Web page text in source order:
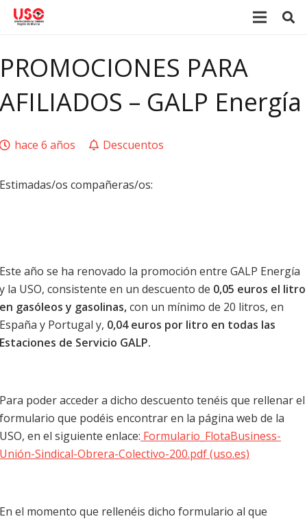
PROMOCIONES PARA
AFILIADOS – GALP Energía
hace 6 años Descuentos
Estimadas/os compañeras/os:
Este año se ha renovado la promoción entre GALP Energía
y la USO, consistente en un descuento de 0,05 euros el litro
en gasóleos y gasolinas,con un mínimo de 20 litros, en
España y Portugal y, 0,04 euros por litro en todas las
Estaciones de Servicio GALP.
Para poder acceder a dicho descuento tenéis que rellenar el
formulario que podéis encontrar en la página web de la
USO, en el siguiente enlace: Formulario_FlotaBusiness-
Unión-Sindical-Obrera-Colectivo-200.pdf (uso.es)
En el momento que rellenéis dicho formulario al que